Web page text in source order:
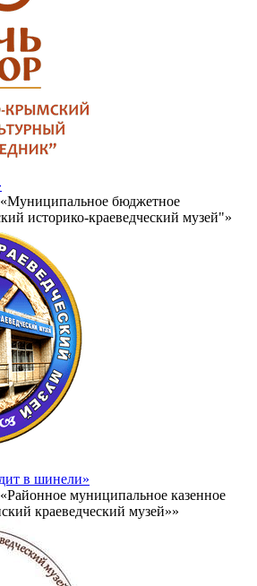
бюджетное
историко-краеведческий музей"»
в шинели»
муниципальное казенное
краеведческий музей»»